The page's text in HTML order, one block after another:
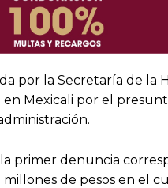
por la Secretaría de la
Mexicali por el
primer denuncia
de pesos en el